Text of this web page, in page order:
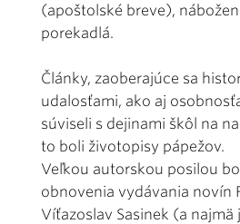
(apoštolské breve),
porekadlá.
Články, zaoberajúce sa
udalosťami, ako aj
súviseli s dejinami škôl na
to boli životopisy pápežov.
Veľkou autorskou posilou
obnovenia vydávania novín
Víťazoslav Sasinek (a najmä